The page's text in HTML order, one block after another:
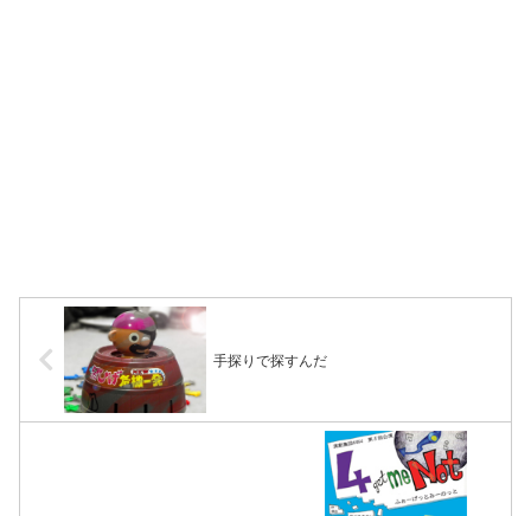
手探りで探すんだ